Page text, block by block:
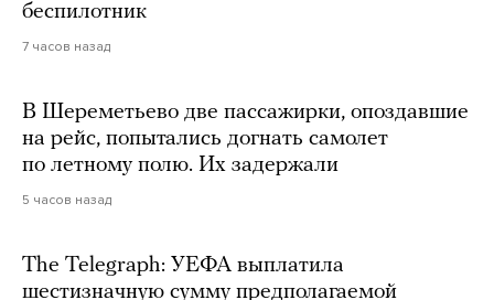
беспилотник
7 часов назад
В Шереметьево две пассажирки, опоздавшие
на рейс, попытались догнать самолет
по летному полю. Их задержали
5 часов назад
The Telegraph: УЕФА выплатила
шестизначную сумму предполагаемой